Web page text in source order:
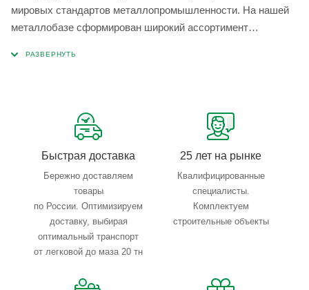
мировых стандартов металлопромышленности. На нашей
металлобазе сформирован широкий ассортимент
Быстрая доставка
Бережно доставляем
товары
по России. Оптимизируем
доставку, выбирая
оптимальный транспорт
от легковой до маза 20 тн
25 лет на рынке
Квалифицированные
специалисты.
Комплектуем
строительные объекты